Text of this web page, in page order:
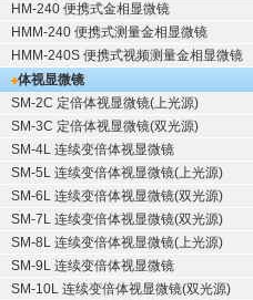
HM-240 便携式金相显微镜
HMM-240 便携式测量金相显微镜
HMM-240S 便携式视频测量金相显微镜
体视显微镜
SM-2C 定倍体视显微镜(上光源)
SM-3C 定倍体视显微镜(双光源)
SM-4L 连续变倍体视显微镜
SM-5L 连续变倍体视显微镜(上光源)
SM-6L 连续变倍体视显微镜(双光源)
SM-7L 连续变倍体视显微镜(双光源)
SM-8L 连续变倍体视显微镜(上光源)
SM-9L 连续变倍体视显微镜
SM-10L 连续变倍体视显微镜(双光源)